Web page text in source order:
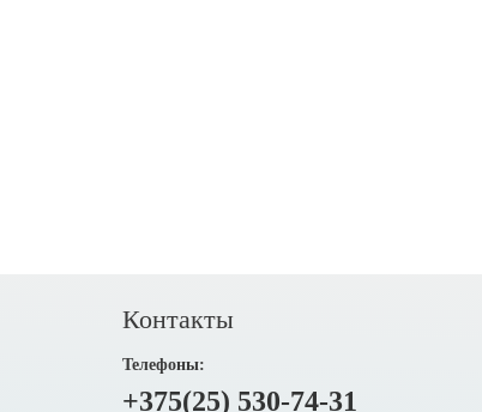
Контакты
Телефоны:
+375(25) 530-74-31